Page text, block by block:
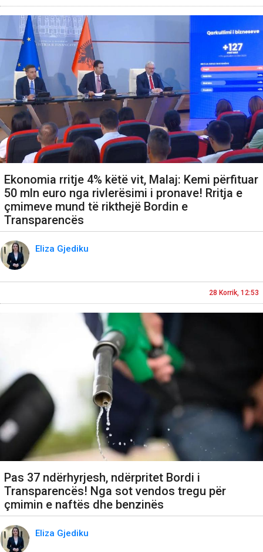
Ekonomia rritje 4% këtë vit, Malaj: Kemi përfituar
50 mln euro nga rivlerësimi i pronave! Rritja e
çmimeve mund të rikthejë Bordin e
Transparencës
Eliza Gjediku
28 Korrik, 12:53
Pas 37 ndërhyrjesh, ndërpritet Bordi i
Transparencës! Nga sot vendos tregu për
çmimin e naftës dhe benzinës
Eliza Gjediku